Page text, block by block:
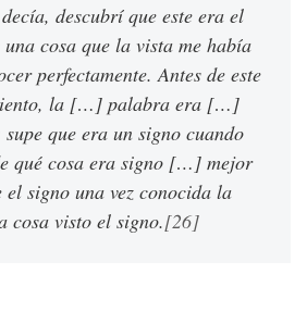
descubrí que este era el
una cosa que la vista me había
perfectamente. Antes de este
la […] palabra era […]
que era un signo cuando
qué cosa era signo […] mejor
el signo una vez conocida la
cosa visto el signo.[26]